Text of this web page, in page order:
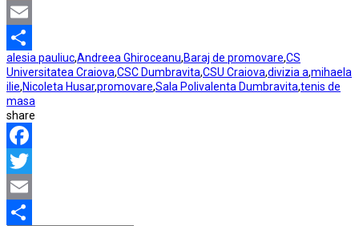
Twitter
Email
Partajează
alesia pauliuc,Andreea Ghiroceanu,Baraj de promovare,CS
Universitatea Craiova,CSC Dumbravita,CSU Craiova,divizia a,mihaela
ilie,Nicoleta Husar,promovare,Sala Polivalenta Dumbravita,tenis de
masa
share
Facebook
Twitter
Email